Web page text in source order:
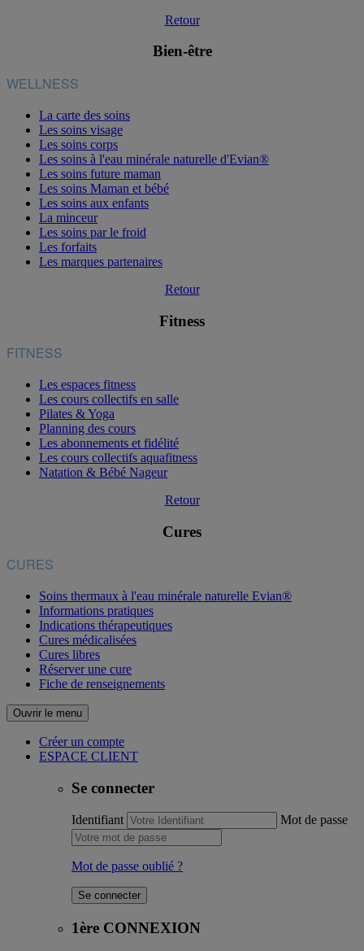
Retour
Bien-être
WELLNESS
La carte des soins
Les soins visage
Les soins corps
Les soins à l'eau minérale naturelle d'Evian®
Les soins future maman
Les soins Maman et bébé
Les soins aux enfants
La minceur
Les soins par le froid
Les forfaits
Les marques partenaires
Retour
Fitness
FITNESS
Les espaces fitness
Les cours collectifs en salle
Pilates & Yoga
Planning des cours
Les abonnements et fidélité
Les cours collectifs aquafitness
Natation & Bébé Nageur
Retour
Cures
CURES
Soins thermaux à l'eau minérale naturelle Evian®
Informations pratiques
Indications thérapeutiques
Cures médicalisées
Cures libres
Réserver une cure
Fiche de renseignements
Ouvrir le menu
Créer un compte
ESPACE CLIENT
Se connecter
Identifiant Mot de passe
Mot de passe oublié ?
1ère CONNEXION